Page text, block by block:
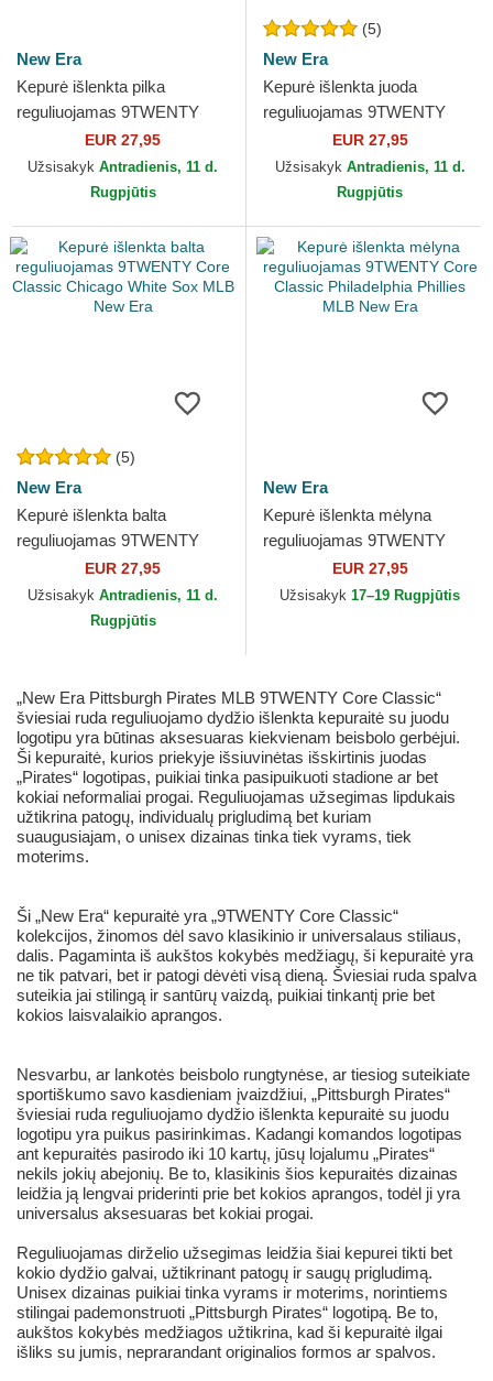
New Era
Kepurė išlenkta pilka
reguliuojamas 9TWENTY
Core Classic Pittsburgh
Pirates MLB New Era
EUR 27,95
Užsisakyk Antradienis, 11 d.
Rugpjūtis
(5)
New Era
Kepurė išlenkta juoda
reguliuojamas 9TWENTY
Core Classic Pittsburgh
Pirates MLB New Era
EUR 27,95
Užsisakyk Antradienis, 11 d.
Rugpjūtis
(5)
New Era
Kepurė išlenkta balta
reguliuojamas 9TWENTY
Core Classic Chicago White
Sox MLB New Era
EUR 27,95
Užsisakyk Antradienis, 11 d.
Rugpjūtis
New Era
Kepurė išlenkta mėlyna
reguliuojamas 9TWENTY
Core Classic Philadelphia
Phillies MLB New Era
EUR 27,95
Užsisakyk 17–19 Rugpjūtis
„New Era Pittsburgh Pirates MLB 9TWENTY Core Classic“
šviesiai ruda reguliuojamo dydžio išlenkta kepuraitė su juodu
logotipu yra būtinas aksesuaras kiekvienam beisbolo gerbėjui.
Ši kepuraitė, kurios priekyje išsiuvinėtas išskirtinis juodas
„Pirates“ logotipas, puikiai tinka pasipuikuoti stadione ar bet
kokiai neformaliai progai. Reguliuojamas užsegimas lipdukais
užtikrina patogų, individualų prigludimą bet kuriam
suaugusiajam, o unisex dizainas tinka tiek vyrams, tiek
moterims.
Ši „New Era“ kepuraitė yra „9TWENTY Core Classic“
kolekcijos, žinomos dėl savo klasikinio ir universalaus stiliaus,
dalis. Pagaminta iš aukštos kokybės medžiagų, ši kepuraitė yra
ne tik patvari, bet ir patogi dėvėti visą dieną. Šviesiai ruda spalva
suteikia jai stilingą ir santūrų vaizdą, puikiai tinkantį prie bet
kokios laisvalaikio aprangos.
Nesvarbu, ar lankotės beisbolo rungtynėse, ar tiesiog suteikiate
sportiškumo savo kasdieniam įvaizdžiui, „Pittsburgh Pirates“
šviesiai ruda reguliuojamo dydžio išlenkta kepuraitė su juodu
logotipu yra puikus pasirinkimas. Kadangi komandos logotipas
ant kepuraitės pasirodo iki 10 kartų, jūsų lojalumu „Pirates“
nekils jokių abejonių. Be to, klasikinis šios kepuraitės dizainas
leidžia ją lengvai priderinti prie bet kokios aprangos, todėl ji yra
universalus aksesuaras bet kokiai progai.
Reguliuojamas dirželio užsegimas leidžia šiai kepurei tikti bet
kokio dydžio galvai, užtikrinant patogų ir saugų prigludimą.
Unisex dizainas puikiai tinka vyrams ir moterims, norintiems
stilingai pademonstruoti „Pittsburgh Pirates“ logotipą. Be to,
aukštos kokybės medžiagos užtikrina, kad ši kepuraitė ilgai
išliks su jumis, neprarandant originalios formos ar spalvos.